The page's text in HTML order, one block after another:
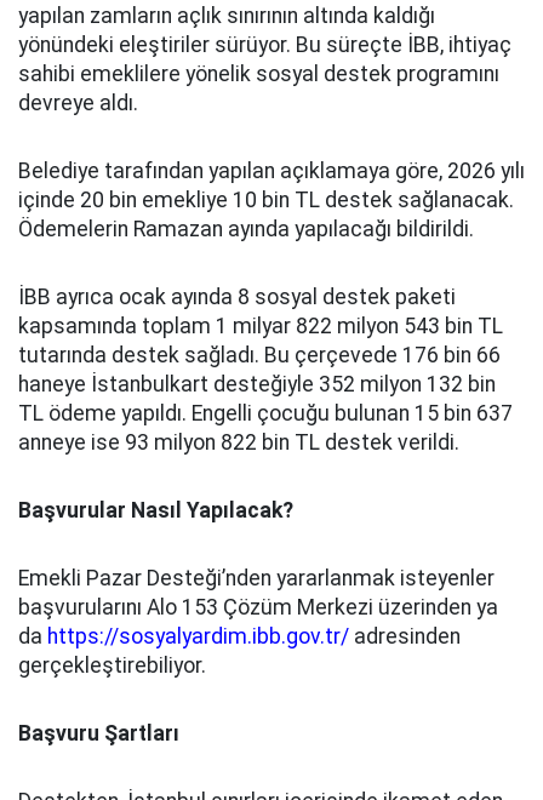
yapılan zamların açlık sınırının altında kaldığı
yönündeki eleştiriler sürüyor. Bu süreçte İBB, ihtiyaç
sahibi emeklilere yönelik sosyal destek programını
devreye aldı.
Belediye tarafından yapılan açıklamaya göre, 2026 yılı
içinde 20 bin emekliye 10 bin TL destek sağlanacak.
Ödemelerin Ramazan ayında yapılacağı bildirildi.
İBB ayrıca ocak ayında 8 sosyal destek paketi
kapsamında toplam 1 milyar 822 milyon 543 bin TL
tutarında destek sağladı. Bu çerçevede 176 bin 66
haneye İstanbulkart desteğiyle 352 milyon 132 bin
TL ödeme yapıldı. Engelli çocuğu bulunan 15 bin 637
anneye ise 93 milyon 822 bin TL destek verildi.
Başvurular Nasıl Yapılacak?
Emekli Pazar Desteği’nden yararlanmak isteyenler
başvurularını Alo 153 Çözüm Merkezi üzerinden ya
da https://sosyalyardim.ibb.gov.tr/ adresinden
gerçekleştirebiliyor.
Başvuru Şartları